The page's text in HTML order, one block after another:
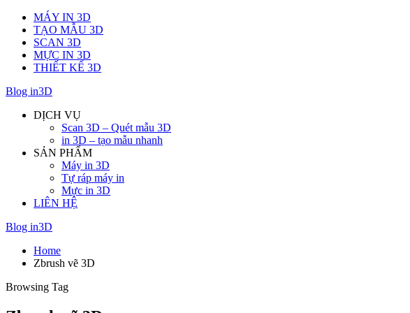
MÁY IN 3D
TẠO MẪU 3D
SCAN 3D
MỰC IN 3D
THIẾT KẾ 3D
Blog in3D
DỊCH VỤ
Scan 3D – Quét mẫu 3D
in 3D – tạo mẫu nhanh
SẢN PHẨM
Máy in 3D
Tự ráp máy in
Mực in 3D
LIÊN HỆ
Blog in3D
Home
Zbrush vẽ 3D
Browsing Tag